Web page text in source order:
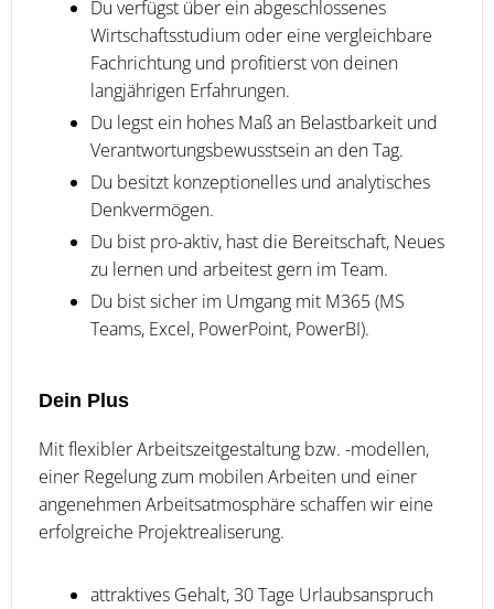
Du verfügst über ein abgeschlossenes
Wirtschaftsstudium oder eine vergleichbare
Fachrichtung und profitierst von deinen
langjährigen Erfahrungen.
Du legst ein hohes Maß an Belastbarkeit und
Verantwortungsbewusstsein an den Tag.
Du besitzt konzeptionelles und analytisches
Denkvermögen.
Du bist pro-aktiv, hast die Bereitschaft, Neues
zu lernen und arbeitest gern im Team.
Du bist sicher im Umgang mit M365 (MS
Teams, Excel, PowerPoint, PowerBI).
Dein Plus
Mit flexibler Arbeitszeitgestaltung bzw. -modellen,
einer Regelung zum mobilen Arbeiten und einer
angenehmen Arbeitsatmosphäre schaffen wir eine
erfolgreiche Projektrealiserung.
attraktives Gehalt, 30 Tage Urlaubsanspruch